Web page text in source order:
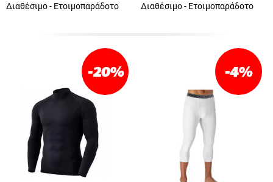
Διαθέσιμο - Ετοιμοπαράδοτο
Διαθέσιμο - Ετοιμοπαράδοτο
-20% -4%